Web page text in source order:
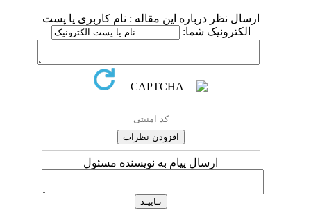
ارسال نظر درباره این مقاله : نام کاربری یا پست
الکترونیک شما:
ارسال پیام به نویسنده مسئول